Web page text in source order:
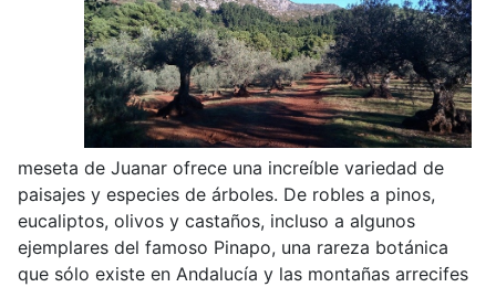
meseta de Juanar ofrece una increíble variedad de
paisajes y especies de árboles. De robles a pinos,
eucaliptos, olivos y castaños, incluso a algunos
ejemplares del famoso Pinapo, una rareza botánica
que sólo existe en Andalucía y las montañas arrecifes